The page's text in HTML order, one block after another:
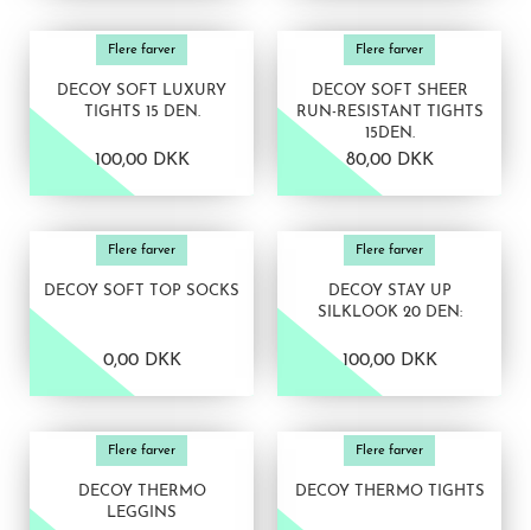
Flere farver
DECOY SOFT LUXURY
TIGHTS 15 DEN.
100,00 DKK
Flere farver
DECOY SOFT SHEER
RUN-RESISTANT TIGHTS
15DEN.
80,00 DKK
Flere farver
DECOY SOFT TOP SOCKS
0,00 DKK
Flere farver
DECOY STAY UP
SILKLOOK 20 DEN:
100,00 DKK
Flere farver
DECOY THERMO
LEGGINS
Flere farver
DECOY THERMO TIGHTS